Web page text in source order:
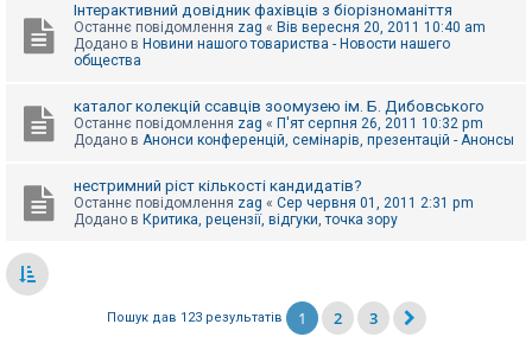
Інтерактивний довідник фахівців з біорізноманіття
Останнє повідомлення zag « Вів вересня 20, 2011 10:40 am
Додано в Новини нашого товариства - Новости нашего
общества
каталог колекцій ссавців зоомузею ім. Б. Дибовського
Останнє повідомлення zag « П'ят серпня 26, 2011 10:32 pm
Додано в Анонси конференцій, семінарів, презентацій - Анонсы
нестримний ріст кількості кандидатів?
Останнє повідомлення zag « Сер червня 01, 2011 2:31 pm
Додано в Критика, рецензії, відгуки, точка зору
Пошук дав 123 результатів 1 2 3